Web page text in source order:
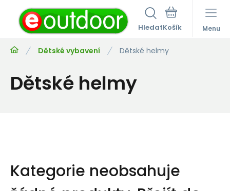
Hledat Menu
Dětské vybavení Dětské helmy
Dětské helmy
Kategorie neobsahuje